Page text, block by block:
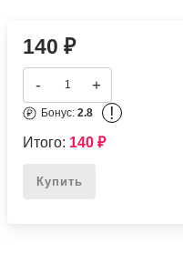
140₽
- +
Бонус:2.8 !
Итого: 140₽
Купить